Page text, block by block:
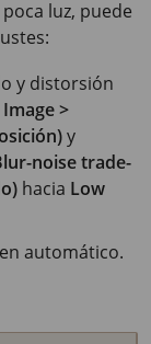
luz, puede
y distorsión
>
y
noise trade-
hacia Low
automático.